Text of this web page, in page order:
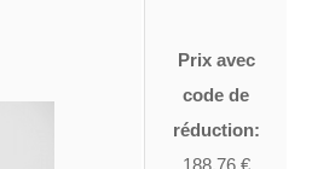
Prix avec
code de
réduction:
188.76 €